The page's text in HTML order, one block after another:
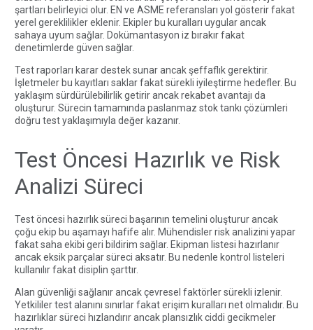
şartları belirleyici olur. EN ve ASME referansları yol gösterir fakat
yerel gereklilikler eklenir. Ekipler bu kuralları uygular ancak
sahaya uyum sağlar. Dokümantasyon iz bırakır fakat
denetimlerde güven sağlar.
Test raporları karar destek sunar ancak şeffaflık gerektirir.
İşletmeler bu kayıtları saklar fakat sürekli iyileştirme hedefler. Bu
yaklaşım sürdürülebilirlik getirir ancak rekabet avantajı da
oluşturur. Sürecin tamamında paslanmaz stok tankı çözümleri
doğru test yaklaşımıyla değer kazanır.
Test Öncesi Hazırlık ve Risk
Analizi Süreci
Test öncesi hazırlık süreci başarının temelini oluşturur ancak
çoğu ekip bu aşamayı hafife alır. Mühendisler risk analizini yapar
fakat saha ekibi geri bildirim sağlar. Ekipman listesi hazırlanır
ancak eksik parçalar süreci aksatır. Bu nedenle kontrol listeleri
kullanılır fakat disiplin şarttır.
Alan güvenliği sağlanır ancak çevresel faktörler sürekli izlenir.
Yetkililer test alanını sınırlar fakat erişim kuralları net olmalıdır. Bu
hazırlıklar süreci hızlandırır ancak plansızlık ciddi gecikmeler